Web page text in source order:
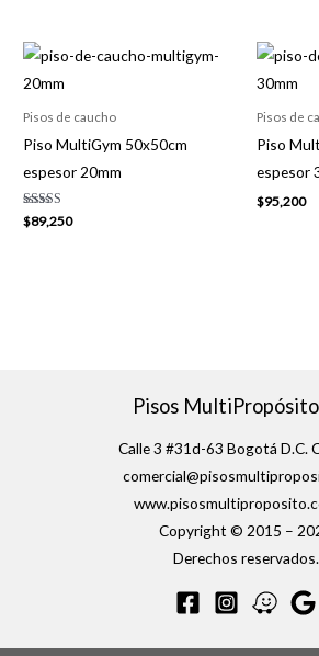
Pisos de caucho
Piso MultiGym 50x50cm
espesor 20mm
Valorado con
5.00
$89,250
Pisos de
Piso
espesor
$95,200
Pisos MultiPropósito
Calle 3 #31d-63 Bogotá D.C.
Copyright © 2015 –
Derechos reservados.